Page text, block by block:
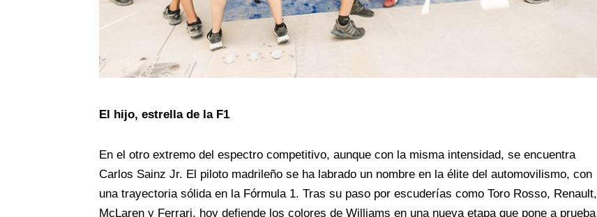
El hijo, estrella de la F1
En el otro extremo del espectro competitivo, aunque con la misma intensidad, se encuentra
Carlos Sainz Jr. El piloto madrileño se ha labrado un nombre en la élite del automovilismo, con
una trayectoria sólida en la Fórmula 1. Tras su paso por escuderías como Toro Rosso, Renault,
McLaren y Ferrari, hoy defiende los colores de Williams en una nueva etapa que pone a prueba